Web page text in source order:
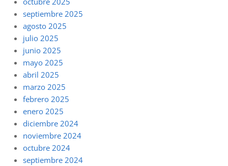
septiembre 2025
agosto 2025
julio 2025
junio 2025
mayo 2025
abril 2025
marzo 2025
febrero 2025
enero 2025
diciembre 2024
noviembre 2024
octubre 2024
septiembre 2024